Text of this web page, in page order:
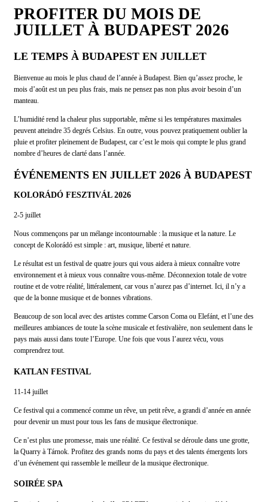
PROFITER DU MOIS DE
JUILLET À BUDAPEST 2026
LE TEMPS À BUDAPEST EN JUILLET
Bienvenue au mois le plus chaud de l’année à Budapest. Bien qu’assez proche, le
mois d’août est un peu plus frais, mais ne pensez pas non plus avoir besoin d’un
manteau.
L’humidité rend la chaleur plus supportable, même si les températures maximales
peuvent atteindre 35 degrés Celsius. En outre, vous pouvez pratiquement oublier la
pluie et profiter pleinement de Budapest, car c’est le mois qui compte le plus grand
nombre d’heures de clarté dans l’année.
ÉVÉNEMENTS EN JUILLET 2026 À BUDAPEST
KOLORÁDÓ FESZTIVÁL 2026
2-5 juillet
Nous commençons par un mélange incontournable : la musique et la nature. Le
concept de Kolorádó est simple : art, musique, liberté et nature.
Le résultat est un festival de quatre jours qui vous aidera à mieux connaître votre
environnement et à mieux vous connaître vous-même. Déconnexion totale de votre
routine et de votre réalité, littéralement, car vous n’aurez pas d’internet. Ici, il n’y a
que de la bonne musique et de bonnes vibrations.
Beaucoup de son local avec des artistes comme Carson Coma ou Elefánt, et l’une des
meilleures ambiances de toute la scène musicale et festivalière, non seulement dans le
pays mais aussi dans toute l’Europe. Une fois que vous l’aurez vécu, vous
comprendrez tout.
KATLAN FESTIVAL
11-14 juillet
Ce festival qui a commencé comme un rêve, un petit rêve, a grandi d’année en année
pour devenir un must pour tous les fans de musique électronique.
Ce n’est plus une promesse, mais une réalité. Ce festival se déroule dans une grotte,
la Quarry à Tárnok. Profitez des grands noms du pays et des talents émergents lors
d’un événement qui rassemble le meilleur de la musique électronique.
SOIRÉE SPA